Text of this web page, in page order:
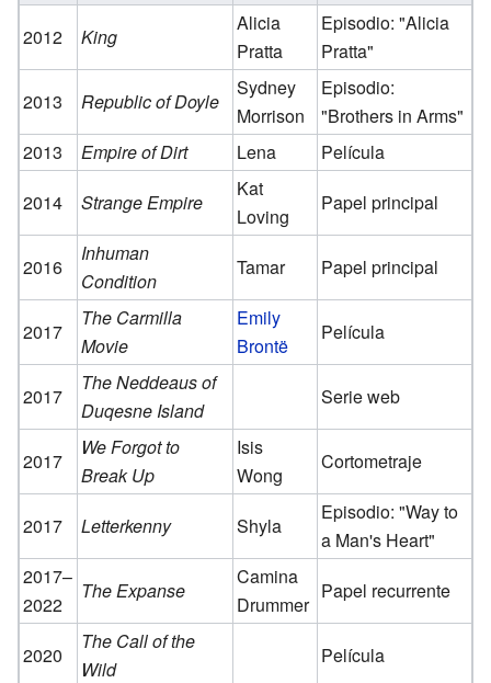
2012
King
Alicia
Pratta
Episodio: "Alicia
Pratta"
2013
Republic of Doyle
Sydney
Morrison
Episodio:
"Brothers in Arms"
2013
Empire of Dirt Lena
Película
2014
Strange Empire
Kat
Loving
Papel principal
2016
Inhuman
Condition
Tamar Papel principal
2017
The Carmilla
Movie
Emily
Brontë
Película
2017
The Neddeaus of
Duqesne Island
Serie web
2017
We Forgot to
Break Up
Isis
Wong
Cortometraje
2017 Letterkenny Shyla
Episodio: "Way to
a Man's Heart"
2017–
2022
The Expanse
Camina
Drummer
Papel recurrente
2020
The Call of the
Wild
Película